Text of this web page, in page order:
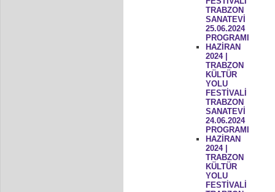
TRABZON
SANATEVİ
25.06.2024
PROGRAMI
HAZİRAN
2024 |
TRABZON
KÜLTÜR
YOLU
FESTİVALİ
TRABZON
SANATEVİ
24.06.2024
PROGRAMI
HAZİRAN
2024 |
TRABZON
KÜLTÜR
YOLU
FESTİVALİ